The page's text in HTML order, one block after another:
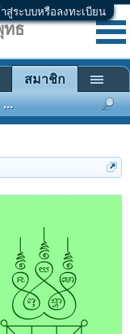
าสู่ระบบหรือลงทะเบียน
ธ
สมาชิก
...